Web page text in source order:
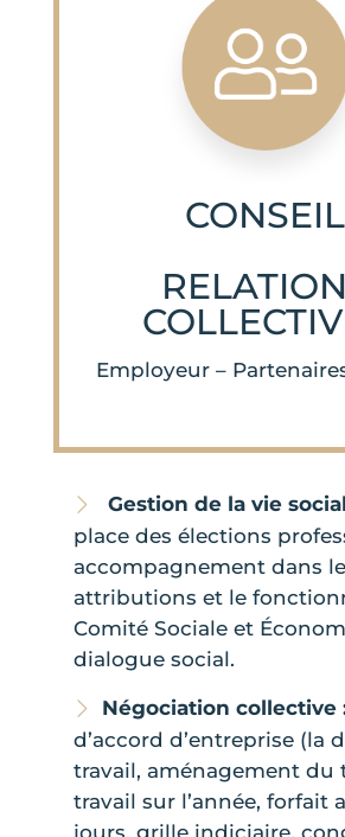
Gestion de la vie
place des élections
accompagnement dans
attributions et le
Comité Sociale et
dialogue social.
Négociation collective
d’accord d’entreprise (la
travail, aménagement du
travail sur l’année, forfait
CONSEIL
Employeur –